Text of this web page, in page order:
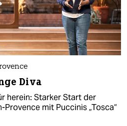
Diva
herein: Starker Start der
mit Puccinis „Tosca“